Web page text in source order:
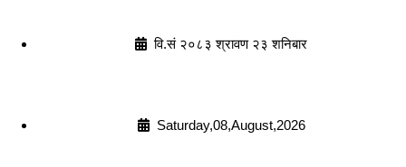
वि.सं २०८३ श्रावण २३ शनिबार
Saturday,08,August,2026